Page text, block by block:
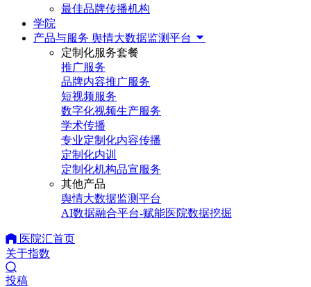
最佳品牌传播机构
学院
产品与服务 舆情大数据监测平台
定制化服务套餐
推广服务
品牌内容推广服务
短视频服务
数字化视频生产服务
学术传播
专业定制化内容传播
定制化内训
定制化机构品宣服务
其他产品
舆情大数据监测平台
AI数据融合平台-赋能医院数据挖掘
医院汇首页
关于指数
投稿